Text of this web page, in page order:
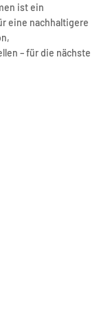
ist ein
eine nachhaltigere
– für die nächste